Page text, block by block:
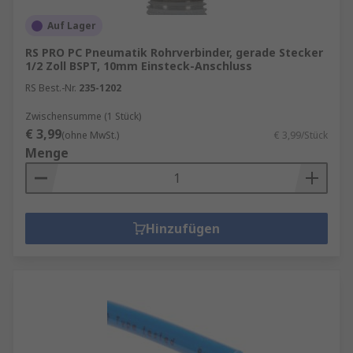
Auf Lager
RS PRO PC Pneumatik Rohrverbinder, gerade Stecker
1/2 Zoll BSPT, 10mm Einsteck-Anschluss
RS Best.-Nr. 235-1202
Zwischensumme (1 Stück)
€ 3,99(ohne MwSt.) € 3,99/Stück
Menge
Hinzufügen